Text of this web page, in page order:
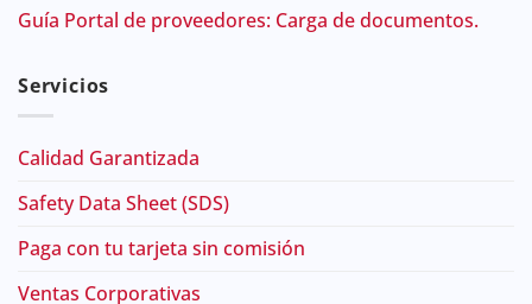
Guía Portal de proveedores: Carga de documentos.
Servicios
Calidad Garantizada
Safety Data Sheet (SDS)
Paga con tu tarjeta sin comisión
Ventas Corporativas